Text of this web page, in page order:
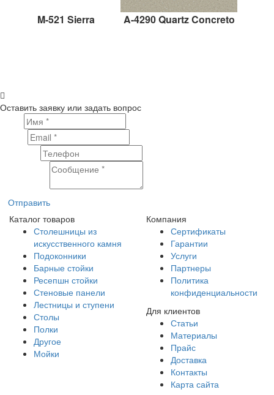
M-521 Sierra A-4290 Quartz Concreto
Оставить заявку или задать вопрос
Отправить
Каталог товаров
Столешницы из
искусственного камня
Подоконники
Барные стойки
Ресепшн стойки
Стеновые панели
Лестницы и ступени
Столы
Полки
Другое
Мойки
Компания
Сертификаты
Гарантии
Услуги
Партнеры
Политика
конфиденциальности
Для клиентов
Статьи
Материалы
Прайс
Доставка
Контакты
Карта сайта